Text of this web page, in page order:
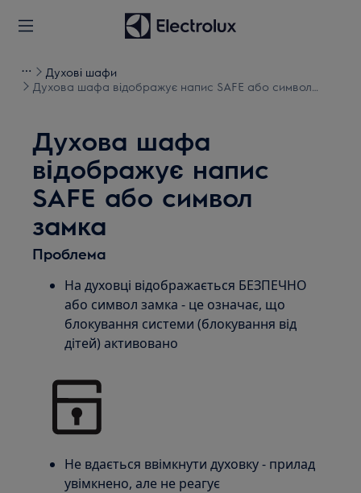
Духові шафи
Духова шафа відображує напис SAFE або символ
Духова шафа
відображує напис
SAFE або символ
замка
Проблема
На духовці відображається БЕЗПЕЧНО
або символ замка - це означає, що
блокування системи (блокування від
дітей) активовано
Не вдається ввімкнути духовку - прилад
увімкнено, але не реагує